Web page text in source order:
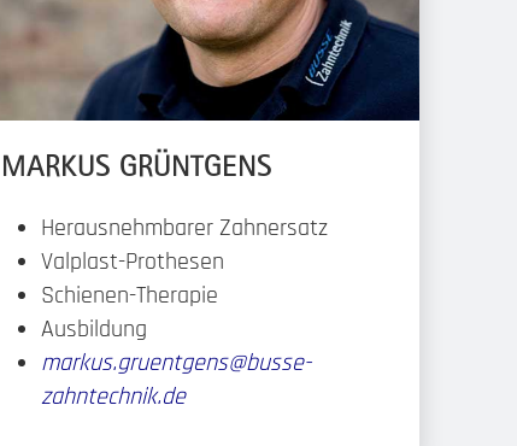
MARKUS GRÜNTGENS
Herausnehmbarer Zahnersatz
Valplast-Prothesen
Schienen-Therapie
Ausbildung
markus.gruentgens@busse-
zahntechnik.de